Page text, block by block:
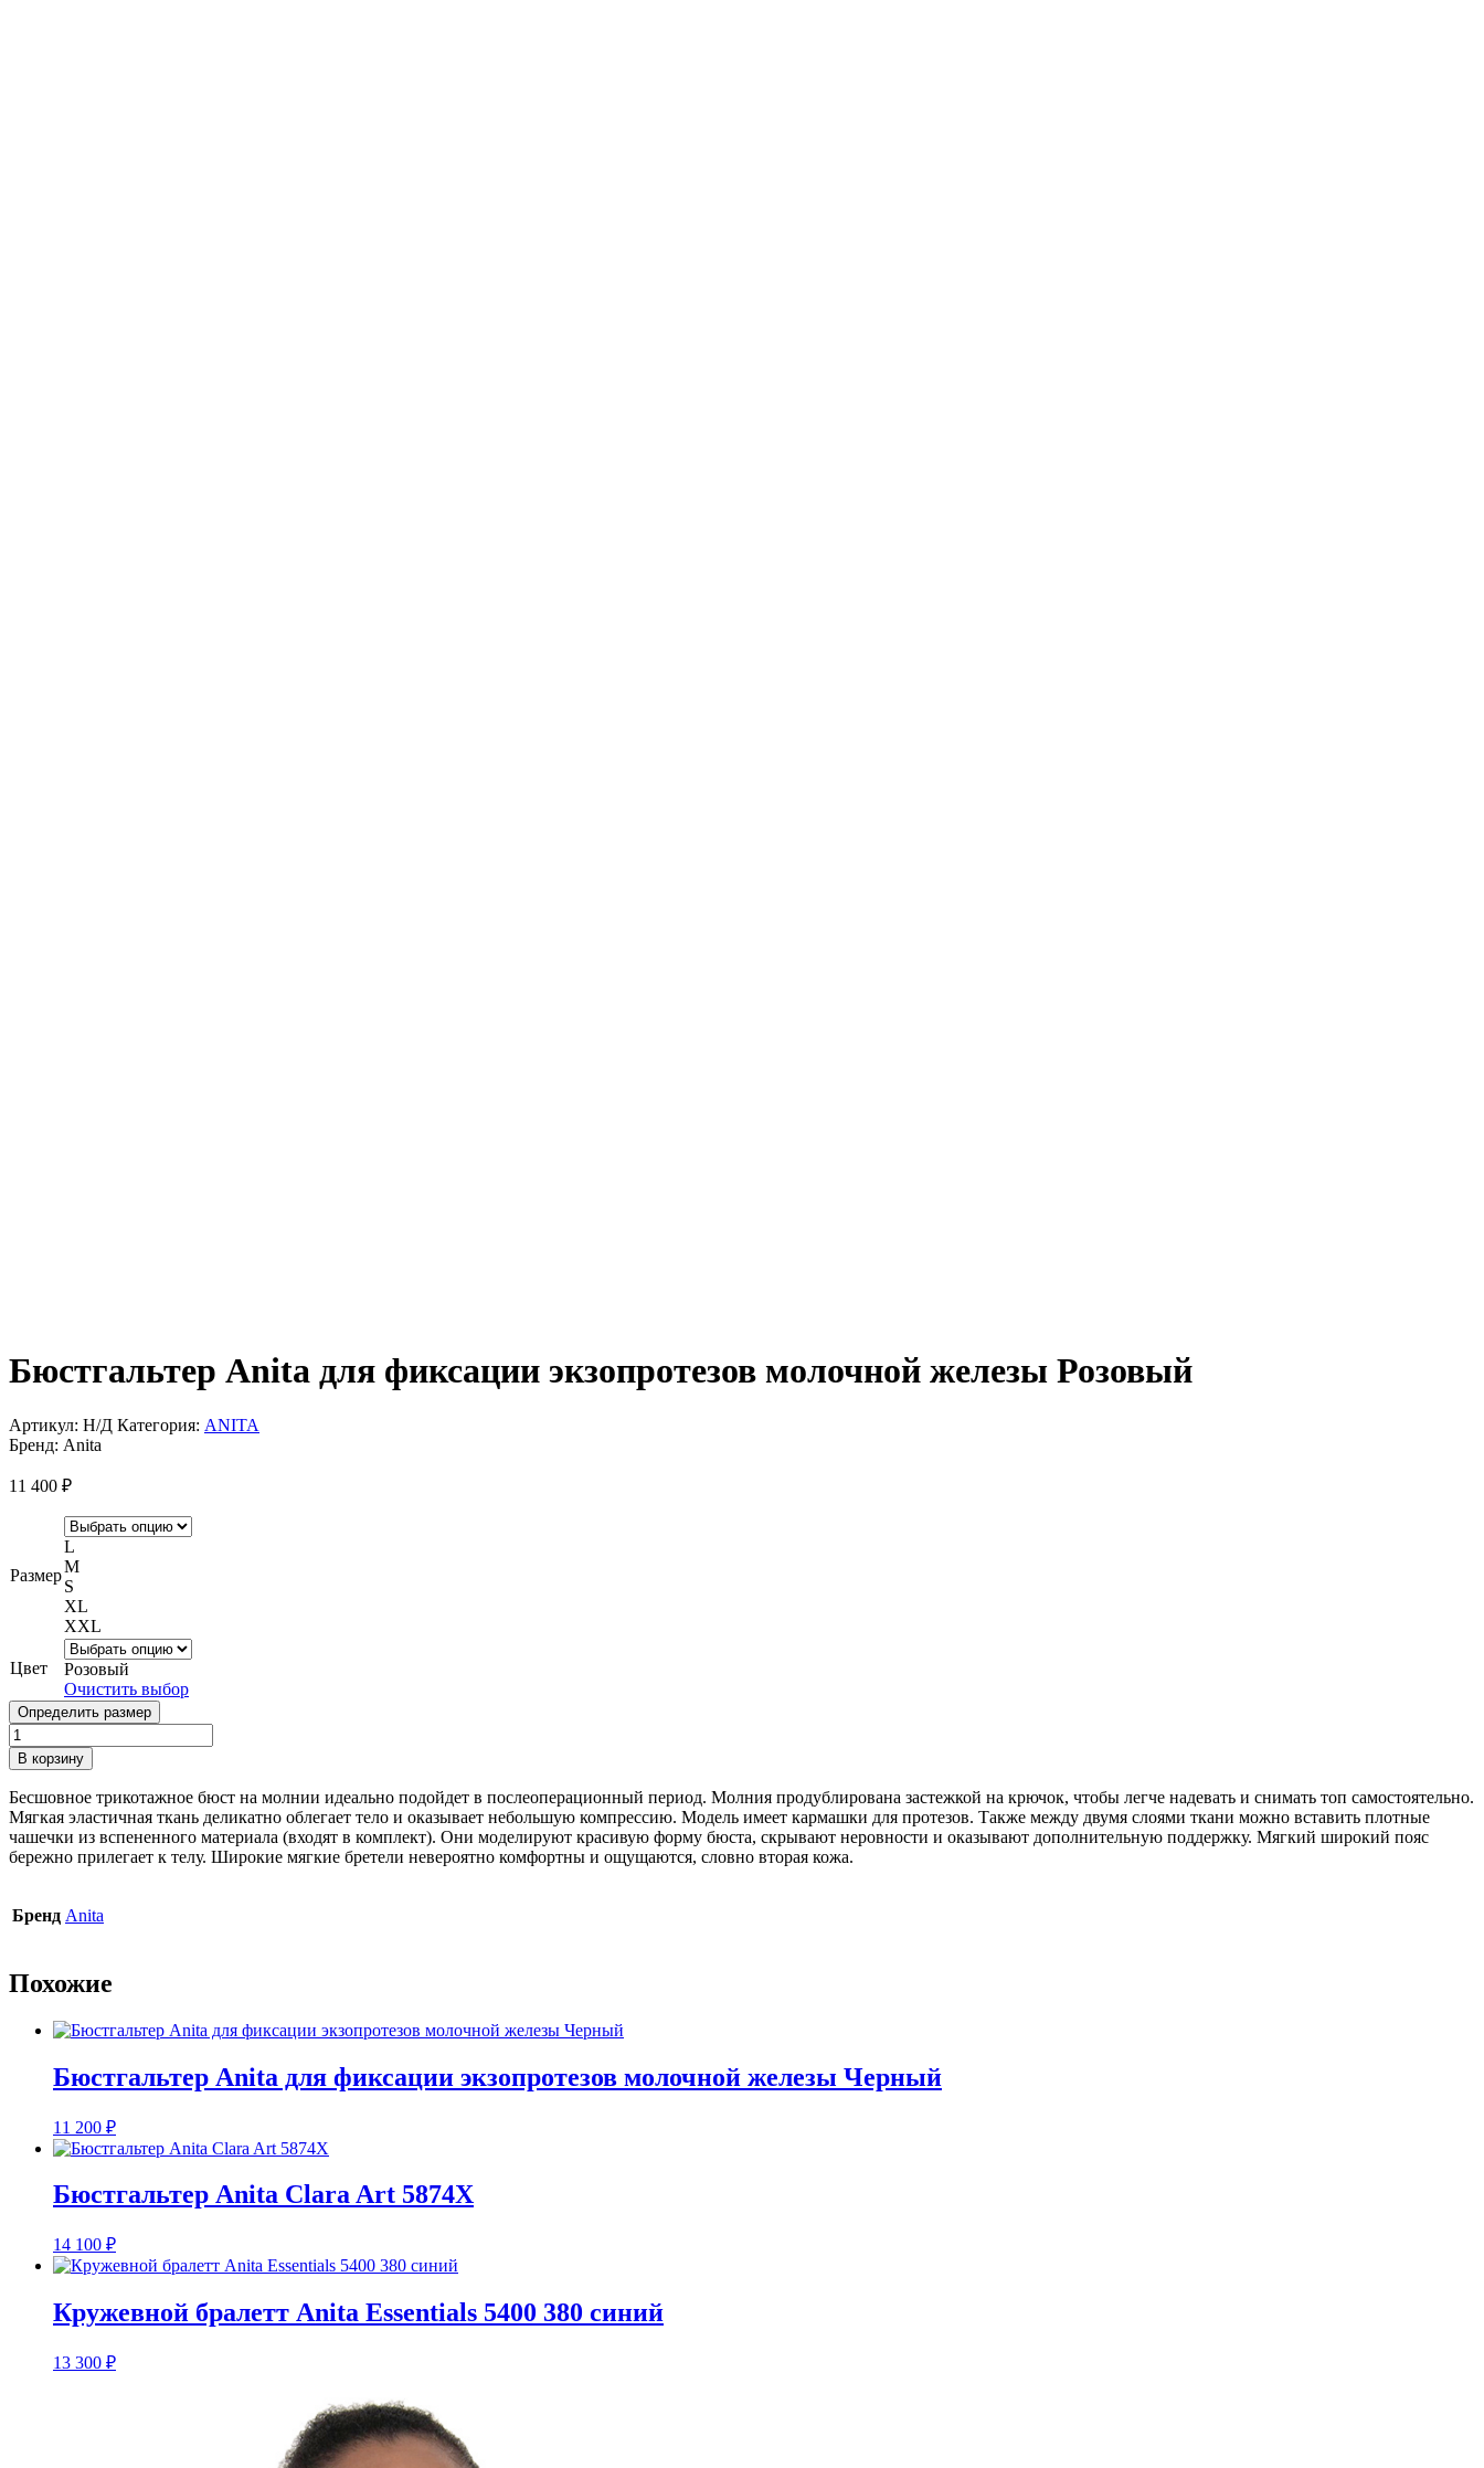
Бюстгальтер Anita для фиксации экзопротезов молочной железы Розовый
Артикул: Н/Д Категория: ANITA
Бренд: Anita
11 400 ₽
Размер
L
M
S
XL
XXL
Цвет
Розовый
Очистить выбор
Определить размер
Количество
товара
Бюстгальтер
Anita
для
фиксации
экзопротезов
молочной
Розовый
В корзину
Бесшовное трикотажное бюст на молнии идеально подойдет в послеоперационный период. Молния продублирована застежкой на крючок, чтобы легче надевать и снимать топ самостоятельно.
Мягкая эластичная ткань деликатно облегает тело и оказывает небольшую компрессию. Модель имеет кармашки для протезов. Также между двумя слоями ткани можно вставить плотные
чашечки из вспененного материала (входят в комплект). Они моделируют красивую форму бюста, скрывают неровности и оказывают дополнительную поддержку. Мягкий широкий пояс
бережно прилегает к телу. Широкие мягкие бретели невероятно комфортны и ощущаются, словно вторая кожа.
Бренд Anita
Похожие
Бюстгальтер Anita для фиксации экзопротезов молочной железы Черный
11 200 ₽
Бюстгальтер Anita Clara Art 5874X
14 100 ₽
Кружевной бралетт Anita Essentials 5400 380 синий
13 300 ₽